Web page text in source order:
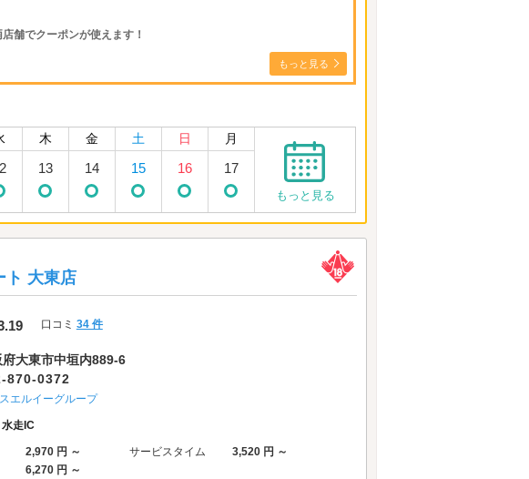
舗でクーポンが使えます！
もっと見る
木 金 土 日 月
13 14 15 16 17
もっと見る
ト 大東店
つ星のうち3
口コミ 34 件
府大東市中垣内889-6
870-0372
エルイーグループ
水走IC
2,970 円 ～ サービスタイム
3,520 円 ～
6,270 円 ～